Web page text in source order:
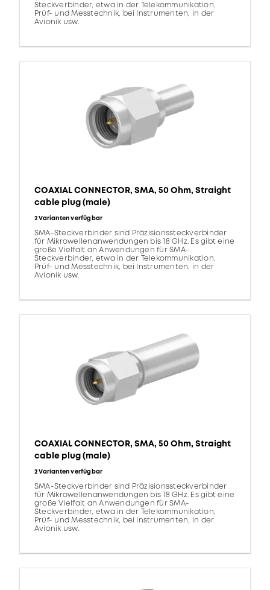
Steckverbinder, etwa in der Telekommunikation,
Prüf- und Messtechnik, bei Instrumenten, in der
Avionik usw.
COAXIAL CONNECTOR, SMA, 50 Ohm, Straight
cable plug (male)
2 Varianten verfügbar
SMA-Steckverbinder sind Präzisionssteckverbinder
für Mikrowellenanwendungen bis 18 GHz. Es gibt eine
große Vielfalt an Anwendungen für SMA-
Steckverbinder, etwa in der Telekommunikation,
Prüf- und Messtechnik, bei Instrumenten, in der
Avionik usw.
COAXIAL CONNECTOR, SMA, 50 Ohm, Straight
cable plug (male)
2 Varianten verfügbar
SMA-Steckverbinder sind Präzisionssteckverbinder
für Mikrowellenanwendungen bis 18 GHz. Es gibt eine
große Vielfalt an Anwendungen für SMA-
Steckverbinder, etwa in der Telekommunikation,
Prüf- und Messtechnik, bei Instrumenten, in der
Avionik usw.